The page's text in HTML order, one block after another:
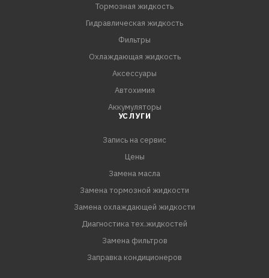
Тормозная жидкость
Гидравлическая жидкость
Фильтры
Охлаждающая жидкость
Аксессуары
Автохимия
Аккумуляторы
УСЛУГИ
Запись на сервис
Цены
Замена масла
Замена тормозной жидкости
Замена охлаждающей жидкости
Диагностика тех.жидкостей
Замена фильтров
Заправка кондиционеров